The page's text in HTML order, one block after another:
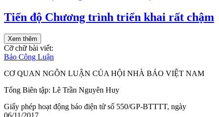
Tiến độ Chương trình triển khai rất chậm
Xem thêm
Cỡ chữ bài viết:
Báo Công Luận
CƠ QUAN NGÔN LUẬN CỦA HỘI NHÀ BÁO VIỆT NAM
Tổng Biên tập: Lê Trần Nguyên Huy
Giấy phép hoạt động báo điện tử số 550/GP-BTTTT, ngày
06/11/2017